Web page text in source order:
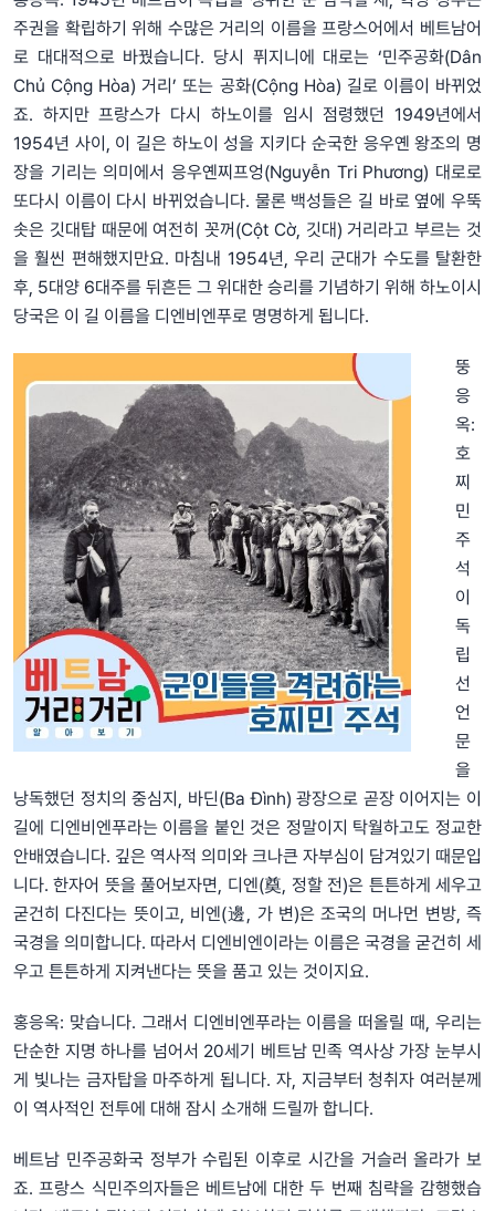
주권을 확립하기 위해 수많은 거리의 이름을 프랑스어에서 베트남어
로 대대적으로 바꿨습니다. 당시 퓌지니에 대로는 ‘민주공화(Dân
Chủ Cộng Hòa) 거리’ 또는 공화(Cộng Hòa) 길로 이름이 바뀌었
죠. 하지만 프랑스가 다시 하노이를 임시 점령했던 1949년에서
1954년 사이, 이 길은 하노이 성을 지키다 순국한 응우옌 왕조의 명
장을 기리는 의미에서 응우옌찌프엉(Nguyễn Tri Phương) 대로로
또다시 이름이 다시 바뀌었습니다. 물론 백성들은 길 바로 옆에 우뚝
솟은 깃대탑 때문에 여전히 꼿꺼(Cột Cờ, 깃대) 거리라고 부르는 것
을 훨씬 편해했지만요. 마침내 1954년, 우리 군대가 수도를 탈환한
후, 5대양 6대주를 뒤흔든 그 위대한 승리를 기념하기 위해 하노이시
당국은 이 길 이름을 디엔비엔푸로 명명하게 됩니다.
뚱
응
옥:
호
찌
민
주
석
이
독
립
선
언
문
을
낭독했던 정치의 중심지, 바딘(Ba Đình) 광장으로 곧장 이어지는 이
길에 디엔비엔푸라는 이름을 붙인 것은 정말이지 탁월하고도 정교한
안배였습니다. 깊은 역사적 의미와 크나큰 자부심이 담겨있기 때문입
니다. 한자어 뜻을 풀어보자면, 디엔(奠, 정할 전)은 튼튼하게 세우고
굳건히 다진다는 뜻이고, 비엔(邊, 가 변)은 조국의 머나먼 변방, 즉
국경을 의미합니다. 따라서 디엔비엔이라는 이름은 국경을 굳건히 세
우고 튼튼하게 지켜낸다는 뜻을 품고 있는 것이지요.
홍응옥: 맞습니다. 그래서 디엔비엔푸라는 이름을 떠올릴 때, 우리는
단순한 지명 하나를 넘어서 20세기 베트남 민족 역사상 가장 눈부시
게 빛나는 금자탑을 마주하게 됩니다. 자, 지금부터 청취자 여러분께
이 역사적인 전투에 대해 잠시 소개해 드릴까 합니다.
베트남 민주공화국 정부가 수립된 이후로 시간을 거슬러 올라가 보
죠. 프랑스 식민주의자들은 베트남에 대한 두 번째 침략을 감행했습